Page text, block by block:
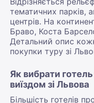
тематичних парків,
центрів. На
Браво, Коста
Детальний опис
покупки туру зі
Як вибрати готель
виїздом зі Львова
Більшість готелів